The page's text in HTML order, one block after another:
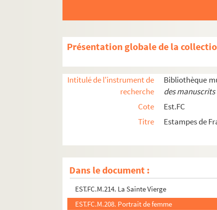
Présentation globale de la
Intitulé de l'instrument de
recherche
Bibliothèque
des
Cote
Est.FC
Titre
Estampes de
Dans le document :
EST.FC.M.16. Grâce à la supériorité de ses
EST.FC.M.23. Le socialisme tombé dans la
EST.FC.M.24. Histoires des révolutions sociales
EST.FC.M.25. Paysage
EST.FC.M.26.1. Portrait de Satine de Hesse
EST.FC.M.57. Chèvre et mouton
EST.FC.M.58. Scène religieuse
EST.FC.M.225. La Sainte Famille
EST.FC.M.214. La Sainte Vierge
EST.FC.M.208. Portrait de femme